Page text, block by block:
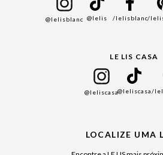
Black Friday
@lelisblanc @lelis /lelisblanc/
LE LIS CASA
@leliscasa@leliscasa/
LOCALIZE UMA